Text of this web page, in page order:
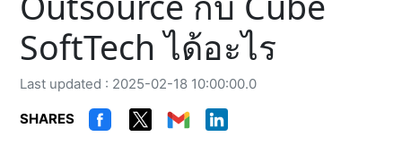
SoftTech ได้อะไร
Last updated : 2025-02-18 10:00:00.0
SHARES